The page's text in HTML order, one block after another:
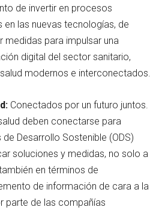
de invertir en procesos
las nuevas tecnologías, de
medidas para impulsar una
digital del sector sanitario,
modernos e interconectados.
Conectados por un futuro juntos.
deben conectarse para
Desarrollo Sostenible (ODS)
soluciones y medidas, no solo a
en términos de
de información de cara a la
parte de las compañías